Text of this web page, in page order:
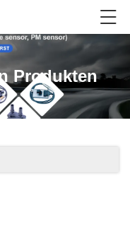
Produkten